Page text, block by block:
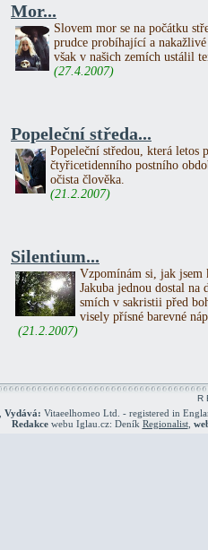
Mor...
Slovem mor se na počátku
prudce probíhající a
však v našich zemích ustálil
(27.4.2007)
Popeleční středa...
Popeleční středou, která letos
čtyřicetidenního postního
očista člověka.
(21.2.2007)
Silentium...
Vzpomínám si, jak jsem
Jakuba jednou dostal
smích v sakristii před
visely přísné barevné
(21.2.2007)
R
Vydává: Vitaeelhomeo Ltd. - registered in
Redakcewebu Iglau.cz: Deník Regionalist,